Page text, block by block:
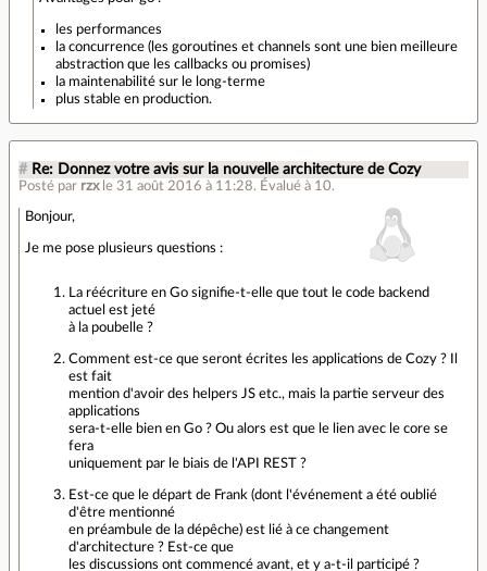
les performances
la concurrence (les goroutines et channels sont une bien meilleure
abstraction que les callbacks ou promises)
la maintenabilité sur le long-terme
plus stable en production.
# Re: Donnez votre avis sur la nouvelle architecture de Cozy
Posté par rzx le 31 août 2016 à 11:28. Évalué à 10.
Bonjour,
Je me pose plusieurs questions :
La réécriture en Go signifie-t-elle que tout le code backend
actuel est jeté
à la poubelle ?
Comment est-ce que seront écrites les applications de Cozy ? Il
est fait
mention d'avoir des helpers JS etc., mais la partie serveur des
applications
sera-t-elle bien en Go ? Ou alors est que le lien avec le core se
fera
uniquement par le biais de l'API REST ?
Est-ce que le départ de Frank (dont l'événement a été oublié
d'être mentionné
en préambule de la dépêche) est lié à ce changement
d'architecture ? Est-ce que
les discussions ont commencé avant, et y a-t-il participé ?